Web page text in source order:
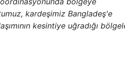
kardeşimiz Bangladeş'e
kesintiye uğradığı